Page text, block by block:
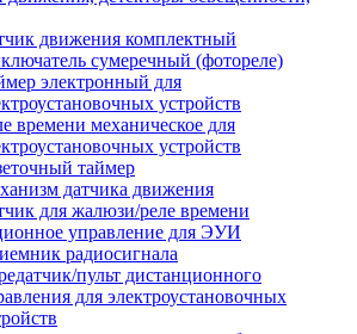
движения комплектный
сумеречный (фотореле)
электронный для
устройств
времени механическое для
устройств
таймер
датчика движения
для жалюзи/реле времени
управление для ЭУИ
радиосигнала
пульт дистанционного
для электроустановочных